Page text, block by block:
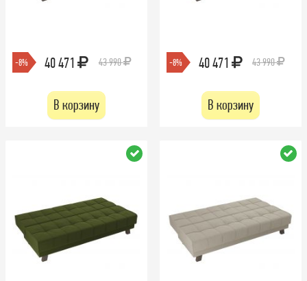
-8% 40 471 43 990
В корзину
-8% 40 471 43 990
В корзину